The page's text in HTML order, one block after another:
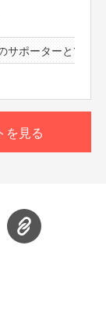
になりました。
美女ります！！
空間づくりをした
トのメンバーにな
共有してみません
い。 一緒に楽しい
ーターと1件のプ
を見る